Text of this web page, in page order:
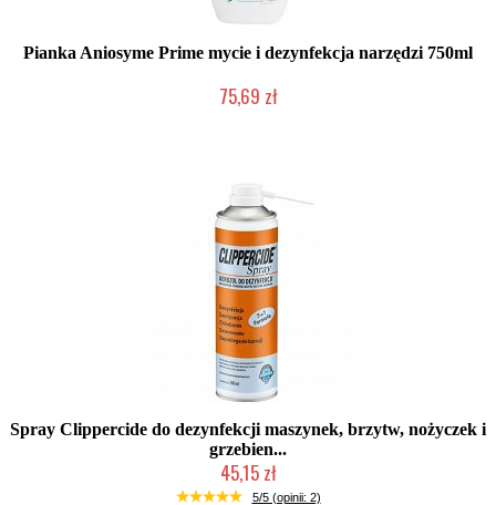
Pianka Aniosyme Prime mycie i dezynfekcja narzędzi 750ml
75,69 zł
Spray Clippercide do dezynfekcji maszynek, brzytw, nożyczek i
grzebien...
45,15 zł
Duża ilość (wysyłka w 24h)
5/5 (opinii: 2)